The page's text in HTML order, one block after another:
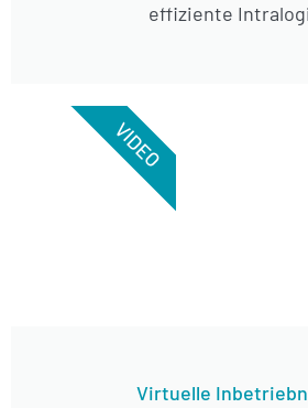
effiziente
Virtuelle
VIDEO